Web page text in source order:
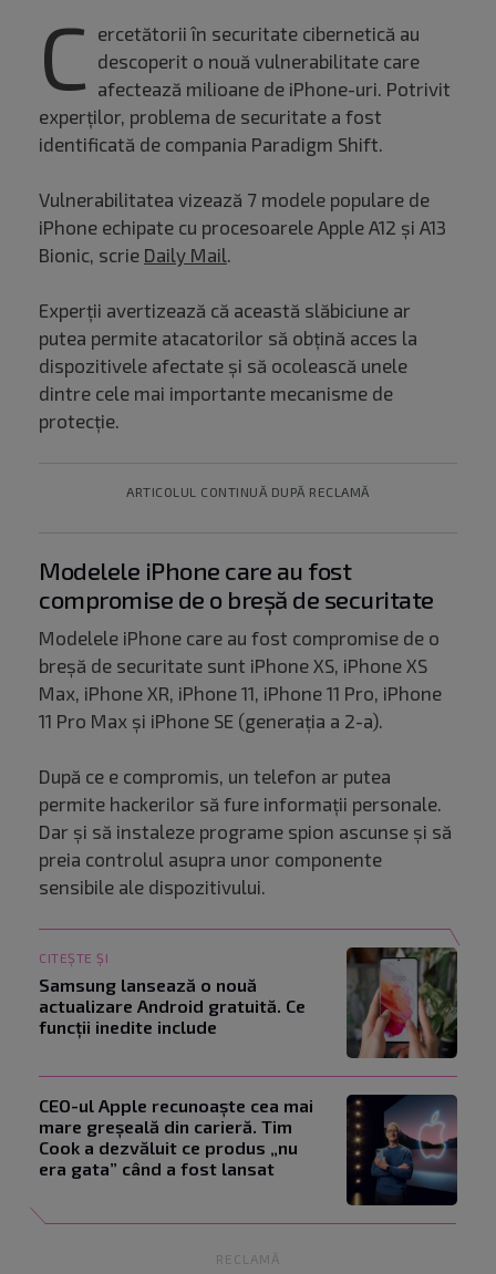
C ercetătorii în securitate cibernetică au
descoperit o nouă vulnerabilitate care
afectează milioane de iPhone-uri. Potrivit
experților, problema de securitate a fost
identificată de compania Paradigm Shift.
Vulnerabilitatea vizează 7 modele populare de
iPhone echipate cu procesoarele Apple A12 și A13
Bionic, scrie Daily Mail.
Experții avertizează că această slăbiciune ar
putea permite atacatorilor să obțină acces la
dispozitivele afectate și să ocolească unele
dintre cele mai importante mecanisme de
protecție.
ARTICOLUL CONTINUĂ DUPĂ RECLAMĂ
Modelele iPhone care au fost
compromise de o breșă de securitate
Modelele iPhone care au fost compromise de o
breșă de securitate sunt iPhone XS, iPhone XS
Max, iPhone XR, iPhone 11, iPhone 11 Pro, iPhone
11 Pro Max și iPhone SE (generația a 2-a).
După ce e compromis, un telefon ar putea
permite hackerilor să fure informații personale.
Dar și să instaleze programe spion ascunse și să
preia controlul asupra unor componente
sensibile ale dispozitivului.
CITEȘTE ȘI
Samsung lansează o nouă
actualizare Android gratuită. Ce
funcții inedite include
CEO-ul Apple recunoaște cea mai
mare greșeală din carieră. Tim
Cook a dezvăluit ce produs „nu
era gata” când a fost lansat
RECLAMĂ